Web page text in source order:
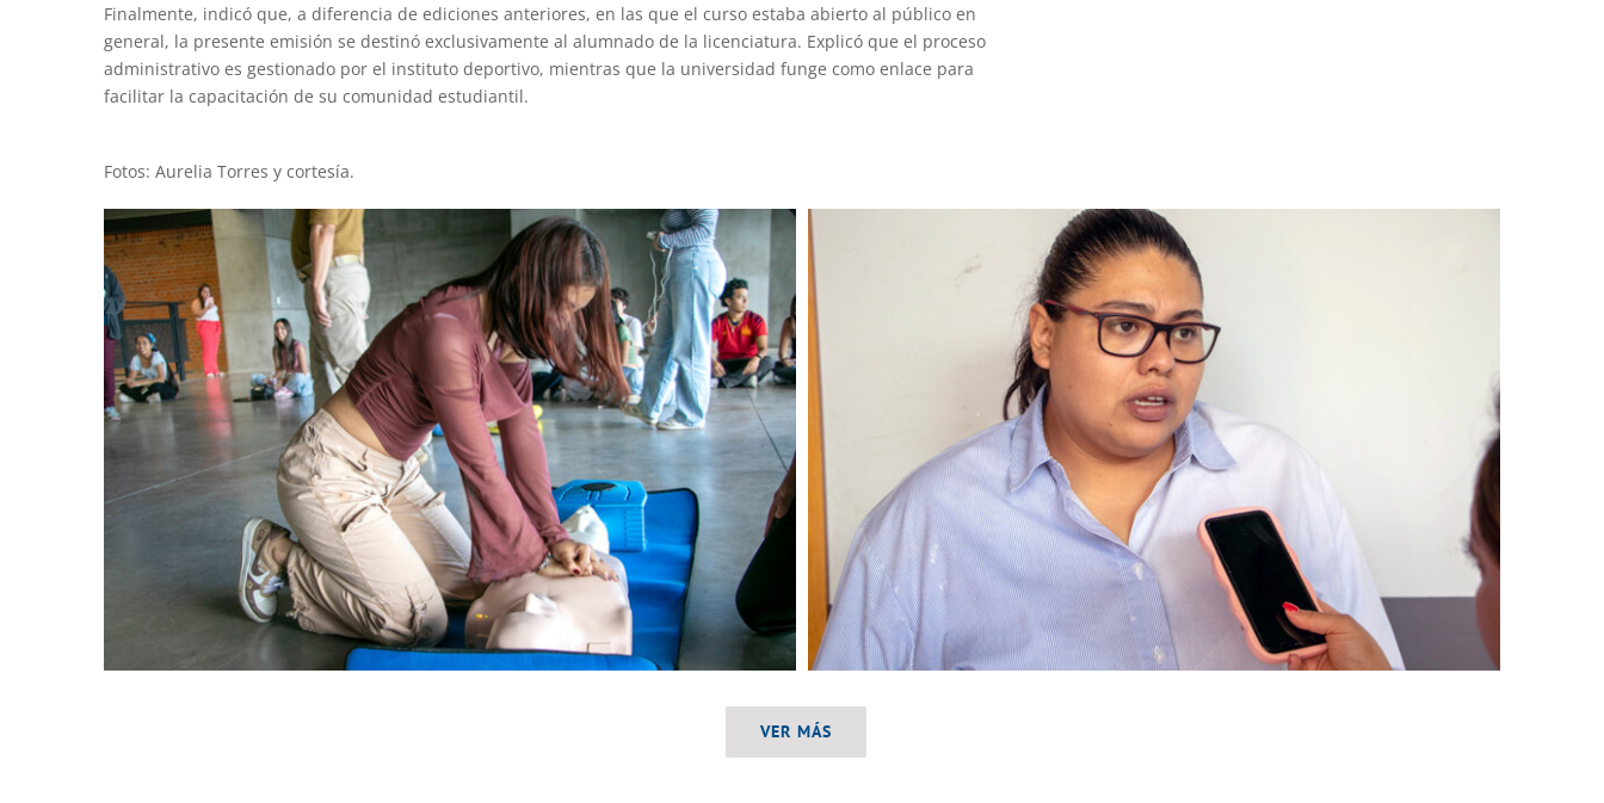
Finalmente, indicó que, a diferencia de ediciones anteriores, en las que el curso estaba abierto al público en
general, la presente emisión se destinó exclusivamente al alumnado de la licenciatura. Explicó que el proceso
administrativo es gestionado por el instituto deportivo, mientras que la universidad funge como enlace para
facilitar la capacitación de su comunidad estudiantil.
Fotos: Aurelia Torres y cortesía.
VER MÁS